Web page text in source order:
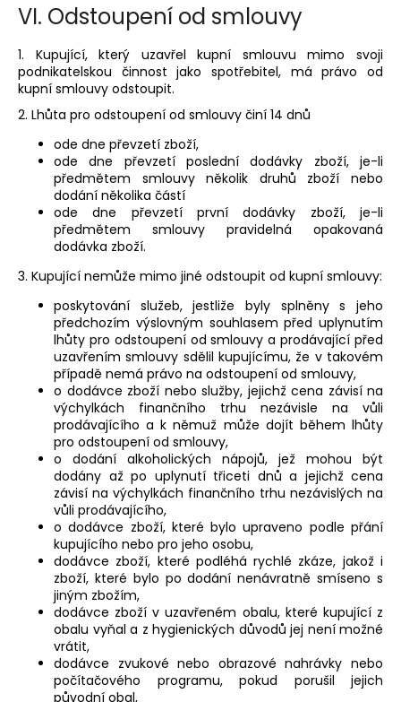
VI. Odstoupení od smlouvy
1. Kupující, který uzavřel kupní smlouvu mimo svoji
podnikatelskou činnost jako spotřebitel, má právo od
kupní smlouvy odstoupit.
2. Lhůta pro odstoupení od smlouvy činí 14 dnů
ode dne převzetí zboží,
ode dne převzetí poslední dodávky zboží, je-li
předmětem smlouvy několik druhů zboží nebo
dodání několika částí
ode dne převzetí první dodávky zboží, je-li
předmětem smlouvy pravidelná opakovaná
dodávka zboží.
3. Kupující nemůže mimo jiné odstoupit od kupní smlouvy:
poskytování služeb, jestliže byly splněny s jeho
předchozím výslovným souhlasem před uplynutím
lhůty pro odstoupení od smlouvy a prodávající před
uzavřením smlouvy sdělil kupujícímu, že v takovém
případě nemá právo na odstoupení od smlouvy,
o dodávce zboží nebo služby, jejichž cena závisí na
výchylkách finančního trhu nezávisle na vůli
prodávajícího a k němuž může dojít během lhůty
pro odstoupení od smlouvy,
o dodání alkoholických nápojů, jež mohou být
dodány až po uplynutí třiceti dnů a jejichž cena
závisí na výchylkách finančního trhu nezávislých na
vůli prodávajícího,
o dodávce zboží, které bylo upraveno podle přání
kupujícího nebo pro jeho osobu,
dodávce zboží, které podléhá rychlé zkáze, jakož i
zboží, které bylo po dodání nenávratně smíseno s
jiným zbožím,
dodávce zboží v uzavřeném obalu, které kupující z
obalu vyňal a z hygienických důvodů jej není možné
vrátit,
dodávce zvukové nebo obrazové nahrávky nebo
počítačového programu, pokud porušil jejich
původní obal,